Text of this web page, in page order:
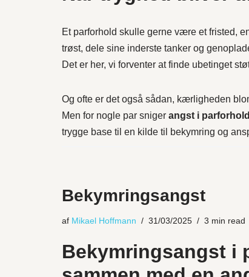
Et parforhold skulle gerne være et fristed,
trøst, dele sine inderste tanker og
Det er her, vi forventer at finde ubetinget
Og ofte er det også sådan, kærligheden
Men for nogle par sniger angst i
trygge base til en kilde til bekymring og
Bekymringsangst
af Mikael Hoffmann 31/03/2025 3 min read
Bekymringsangst i